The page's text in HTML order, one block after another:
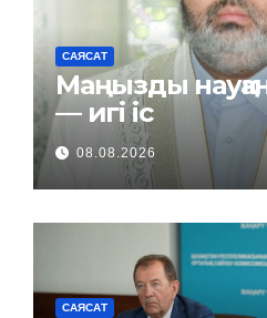
САЯСАТ
Маңызды
— игі іс
08.08.2026
САЯСАТ